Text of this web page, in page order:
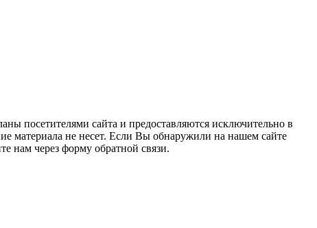
посетителями сайта и предоставляются исключительно в
материала не несет. Если Вы обнаружили на нашем сайте
нам через форму обратной связи.